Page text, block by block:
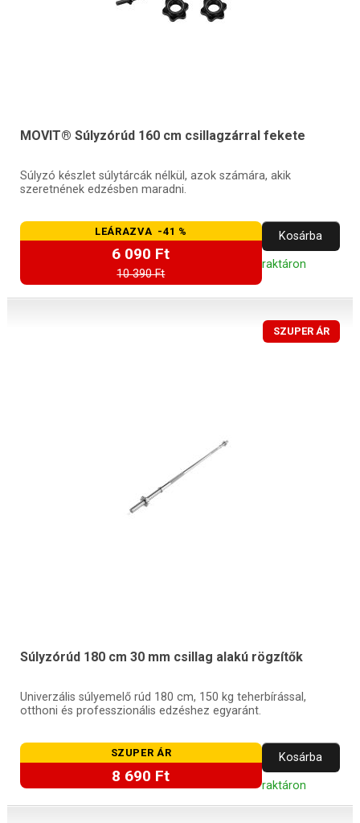
MOVIT® Súlyzórúd 160 cm csillagzárral fekete
Súlyzó készlet súlytárcák nélkül, azok számára, akik
szeretnének edzésben maradni.
LEÁRAZVA -41 %
6 090 Ft
10 390 Ft
Kosárba
raktáron
SZUPER ÁR
Súlyzórúd 180 cm 30 mm csillag alakú rögzítők
Univerzális súlyemelő rúd 180 cm, 150 kg teherbírással,
otthoni és professzionális edzéshez egyaránt.
SZUPER ÁR
8 690 Ft
Kosárba
raktáron